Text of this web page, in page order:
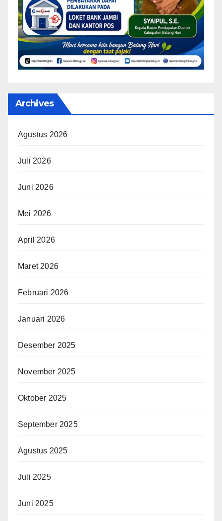
Archives
Agustus 2026
Juli 2026
Juni 2026
Mei 2026
April 2026
Maret 2026
Februari 2026
Januari 2026
Desember 2025
November 2025
Oktober 2025
September 2025
Agustus 2025
Juli 2025
Juni 2025